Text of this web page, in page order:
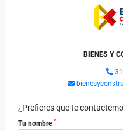
BIENES Y
¿Prefieres que te
Tu nombre *